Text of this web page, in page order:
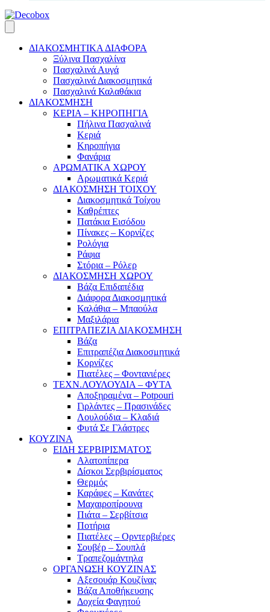
ΔΙΑΚΟΣΜΗΤΙΚΑ ΔΙΑΦΟΡΑ
Ξύλινα Πασχαλίνα
Πασχαλινά Αυγά
Πασχαλινά Διακοσμητικά
Πασχαλινά Καλαθάκια
ΔΙΑΚΟΣΜΗΣΗ
ΚΕΡΙΑ – ΚΗΡΟΠΗΓΙΑ
Πήλινα Πασχαλινά
Κεριά
Κηροπήγια
Φανάρια
ΑΡΩΜΑΤΙΚΑ ΧΩΡΟΥ
Αρωματικά Κεριά
ΔΙΑΚΟΣΜΗΣΗ ΤΟΙΧΟΥ
Διακοσμητικά Τοίχου
Καθρέπτες
Πατάκια Εισόδου
Πίνακες – Κορνίζες
Ρολόγια
Ράφια
Στόρια – Ρόλερ
ΔΙΑΚΟΣΜΗΣΗ ΧΩΡΟΥ
Βάζα Επιδαπέδια
Διάφορα Διακοσμητικά
Καλάθια – Μπαούλα
Μαξιλάρια
ΕΠΙΤΡΑΠΕΖΙΑ ΔΙΑΚΟΣΜΗΣΗ
Βάζα
Επιτραπέζια Διακοσμητικά
Κορνίζες
Πιατέλες – Φοντανιέρες
ΤΕΧΝ.ΛΟΥΛΟΥΔΙΑ – ΦΥΤΑ
Αποξηραμένα – Potpouri
Γιρλάντες – Πρασινάδες
Λουλούδια – Κλαδιά
Φυτά Σε Γλάστρες
ΚΟΥΖΙΝΑ
ΕΙΔΗ ΣΕΡΒΙΡΙΣΜΑΤΟΣ
Αλατοπίπερα
Δίσκοι Σερβιρίσματος
Θερμός
Καράφες – Κανάτες
Μαχαιροπίρουνα
Πιάτα – Σερβίτσια
Ποτήρια
Πιατέλες – Ορντερβιέρες
Σουβέρ – Σουπλά
Τραπεζομάντηλα
ΟΡΓΑΝΩΣΗ ΚΟΥΖΙΝΑΣ
Αξεσουάρ Κουζίνας
Βάζα Αποθήκευσης
Δοχεία Φαγητού